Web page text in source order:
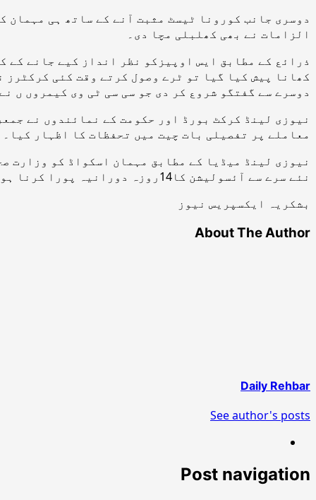
دوسری جانب کورونا ٹیسٹ مثبت آنے کے ساتھ ہی مہمان
الزامات نے بھی کھلبلی مچا دی۔
کھانا پیش کیا گیا تو ٹرے وصول کرتے وقت کئی
دوسرے سے گفتگو شروع کر دی جو سی سی ٹی وی کیمروں ں
معاملے پر تفصیلی بات چیت میں تحفظات کا اظہار کیا۔
نیوزی لینڈ میڈیا کے مطابق مہمان اسکواڈ کو وزارت
نئے سرے سے آئسولیشن کا14روزہ دورانیہ پورا کرنا ہوگا۔
بشکریہ ایکسپریس نیوز
About The Author
Daily Rehbar
See author's posts
Post navigation